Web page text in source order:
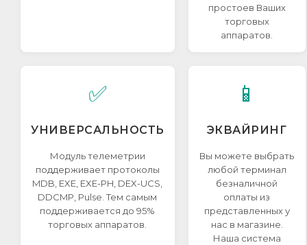
простоев Ваших
торговых
аппаратов.
✅
УНИВЕРСАЛЬНОСТЬ
Модуль телеметрии
поддерживает протоколы
MDB, EXE, EXE-PH, DEX-UCS,
DDCMP, Pulse. Тем самым
поддерживается до 95%
торговых аппаратов.
📱
ЭКВАЙРИНГ
Вы можете выбрать
любой терминал
безналичной
оплаты из
представленных у
нас в магазине.
Наша система